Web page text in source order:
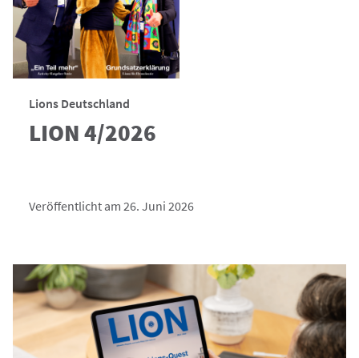
Lions Deutschland
LION 4/2026
Veröffentlicht am 26. Juni 2026